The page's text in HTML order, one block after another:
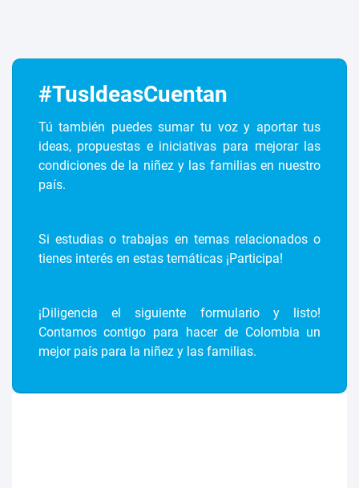
#TusIdeasCuentan
Tú también puedes sumar tu voz y aportar tus
ideas, propuestas e iniciativas para mejorar las
condiciones de la niñez y las familias en nuestro
país.
Si estudias o trabajas en temas relacionados o
tienes interés en estas temáticas ¡Participa!
¡Diligencia el siguiente formulario y listo!
Contamos contigo para hacer de Colombia un
mejor país para la niñez y las familias.